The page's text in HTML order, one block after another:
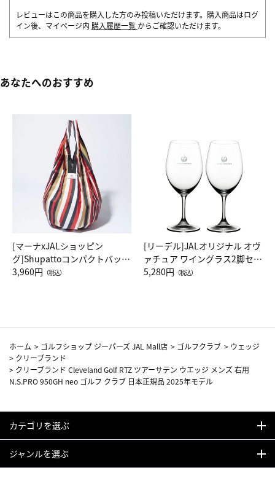
レビューはこの商品を購入した方のみ投稿いただけます。購入商品はログ
イン後、マイページ内 購入履歴一覧 からご確認いただけます。
あなたへのおすすめ
[マーナxJALショッピン
グ]Shupattoコンパクトバッグ
Drop JAL客室乗務員（LC）ス
3,960円 （税込）
[リーデル]JALオリジナル オヴ
ァチュア ワイングラス2脚セッ
ト（レッドワイン）
5,280円 （税込）
ホーム > ゴルフショップ ジーパーズ JAL Mall店 > ゴルフクラブ > ウェッジ
> クリーブランド
> クリーブランド Cleveland Golf RTZ ツアーサテン ウエッジ メンズ 右用
N.S.PRO 950GH neo ゴルフ クラブ 日本正規品 2025年モデル
カテゴリを選ぶ
ジャンルを選ぶ